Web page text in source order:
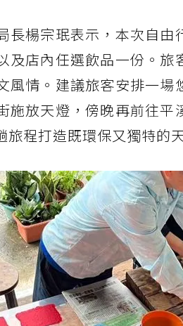
長楊宗珉表示，本次自由
及店內任選飲品一份。
風情。建議旅客安排一
施放天燈，傍晚再前往
程打造既環保又獨特的